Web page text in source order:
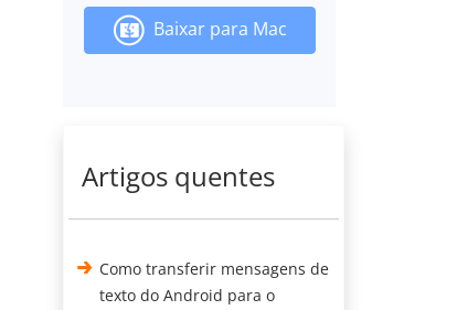
Baixar para Mac
Artigos quentes
Como transferir mensagens de
texto do Android para o